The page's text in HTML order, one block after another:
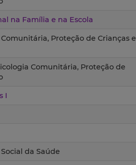
na Família e na Escola
Proteção de Crianças e
Comunitária, Proteção de
I
da Saúde